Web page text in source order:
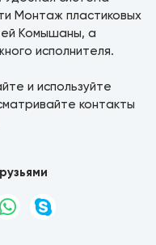
Монтаж пластиковых
Комышаны, а
исполнителя.
и используйте
контакты